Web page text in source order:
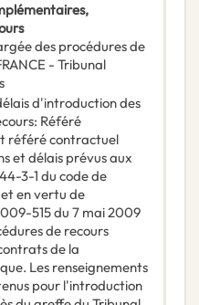
des procédures de
- Tribunal
d'introduction des
: Référé
référé contractuel
et délais prévus aux
3-1 du code de
en vertu de
515 du 7 mai 2009
de recours
de la
Les renseignements
pour l'introduction